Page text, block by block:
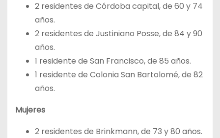
2 residentes de Córdoba capital, de 60 y 74
años.
2 residentes de Justiniano Posse, de 84 y 90
años.
1 residente de San Francisco, de 85 años.
1 residente de Colonia San Bartolomé, de 82
años.
Mujeres
2 residentes de Brinkmann, de 73 y 80 años.